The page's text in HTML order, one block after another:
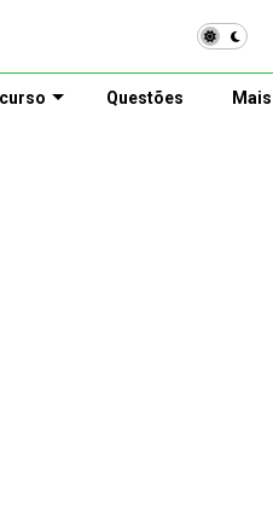
Questões Mais